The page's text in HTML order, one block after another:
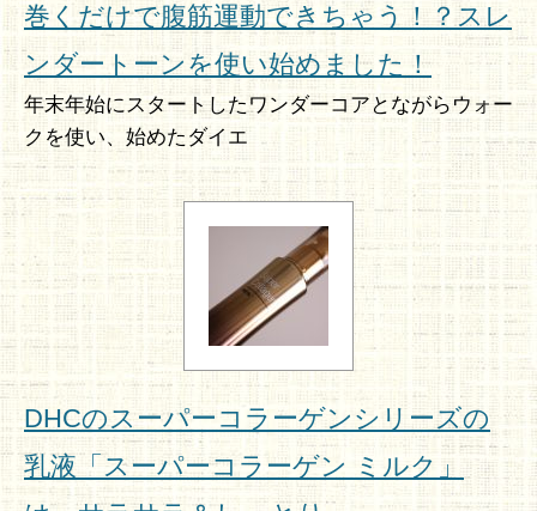
巻くだけで腹筋運動できちゃう！？スレ
ンダートーンを使い始めました！
年末年始にスタートしたワンダーコアとながらウォー
クを使い、始めたダイエ
DHCのスーパーコラーゲンシリーズの
乳液「スーパーコラーゲン ミルク」